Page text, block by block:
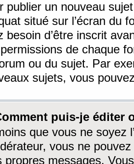
publier un nouveau
situé sur l’écran du
besoin d’être inscrit
de chaque
ou du sujet. Par
sujets, vous
puis-je éditer
que vous ne soyez
vous ne
propres messages.